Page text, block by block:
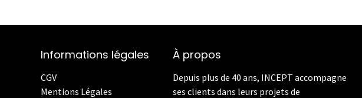
Informations légales
CGV
Mentions Légales
À propos
Depuis plus de 40 ans, INCEPT accompagne
ses clients dans leurs projets de